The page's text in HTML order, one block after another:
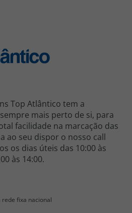
Top Atlântico tem a
mais perto de si, para
facilidade na marcação das
ao seu dispor o nosso call
os dias úteis das 10:00 às
às 14:00.
fixa nacional